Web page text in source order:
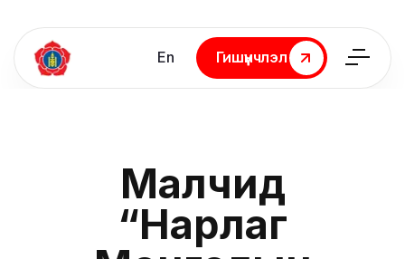
En
Гишүүнчлэл
Гишүүнчлэл
Малчид
“Нарлаг